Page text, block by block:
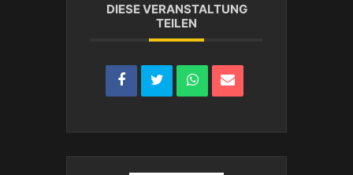
DIESE VERANSTALTUNG
TEILEN